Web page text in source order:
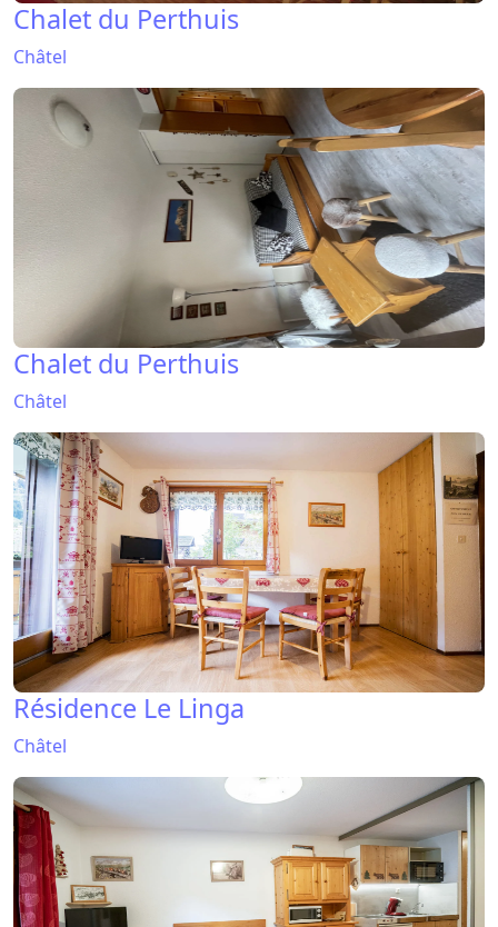
Chalet du Perthuis
Châtel
Chalet du Perthuis
Châtel
Résidence Le Linga
Châtel